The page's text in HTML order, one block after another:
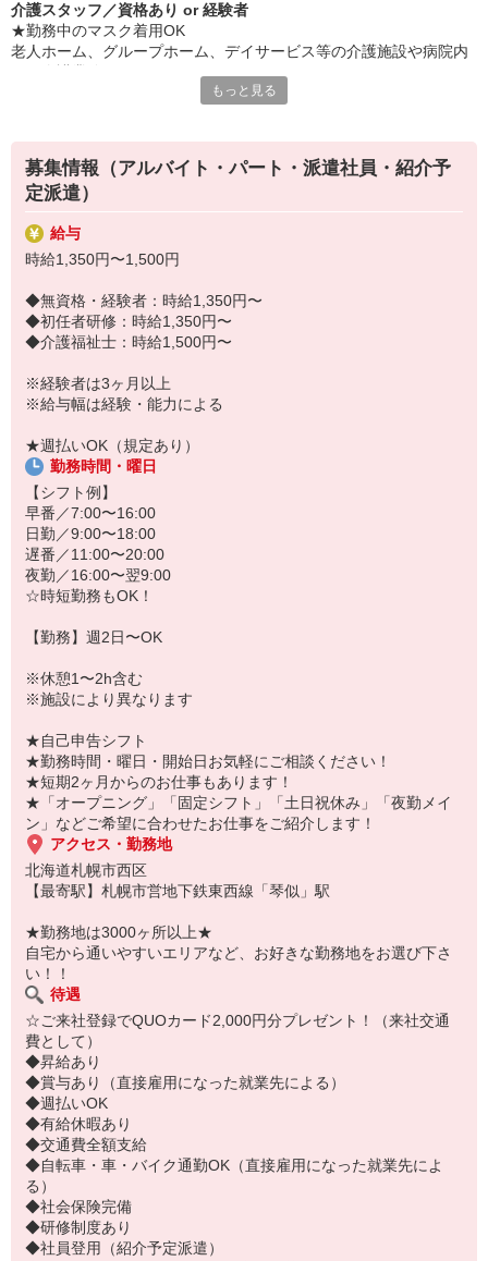
未経験から挑戦できるお仕事も多数あるので、ブランクが不安な
方も安心してリスタートできます。
選択肢の幅が広い点も魅力です。
家事や子育て、介護、趣味などプライベートを大切にしながら介
新しい一歩を踏み出す場として、ぜひご検討ください。
介護スタッフ／資格あり or 経験者
★勤務中のマスク着用OK
老人ホーム、グループホーム、デイサービス等の介護施設や病院内
・薬やおしぼりの準備などのケア
・体操や季節ごとのレクリエーション
・歩行、車椅子の介助
・見守り
※施設により異なります
20代・30代・40代・50代・60代、
若手からミドル、中高年（エルダー）、シニア世代まで幅広く活躍
中！
「こんな時だからこそ、しっかり稼いでおきたい！」
「すぐに働けるところはないかな…」
そんな方もぜひ！お気軽にご連絡ください♪
もっと見る
募集情報（アルバイト・パート・派遣社員・紹介予
定派遣）
給与
時給1,350円〜1,500円
◆無資格・経験者：時給1,350円〜
◆初任者研修：時給1,350円〜
◆介護福祉士：時給1,500円〜
※経験者は3ヶ月以上
※給与幅は経験・能力による
★週払いOK（規定あり）
勤務時間・曜日
【シフト例】
早番／7:00〜16:00
日勤／9:00〜18:00
遅番／11:00〜20:00
夜勤／16:00〜翌9:00
☆時短勤務もOK！
【勤務】週2日〜OK
※休憩1〜2h含む
※施設により異なります
★自己申告シフト
★勤務時間・曜日・開始日お気軽にご相談ください！
★短期2ヶ月からのお仕事もあります！
★「オープニング」「固定シフト」「土日祝休み」「夜勤メイ
ン」などご希望に合わせたお仕事をご紹介します！
アクセス・勤務地
北海道札幌市西区
【最寄駅】札幌市営地下鉄東西線「琴似」駅
★勤務地は3000ヶ所以上★
自宅から通いやすいエリアなど、お好きな勤務地をお選び下さ
い！！
待遇
☆ご来社登録でQUOカード2,000円分プレゼント！（来社交通
費として）
◆昇給あり
◆賞与あり（直接雇用になった就業先による）
◆週払いOK
◆有給休暇あり
◆交通費全額支給
◆自転車・車・バイク通勤OK（直接雇用になった就業先によ
る）
◆社会保険完備
◆研修制度あり
◆社員登用（紹介予定派遣）